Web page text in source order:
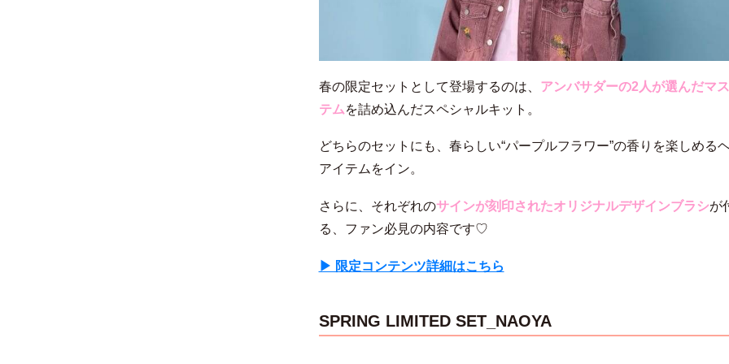
春の限定セットとして登場するのは、 アンバサダーの2人が選んだマ
テムを詰め込んだスペシャルキット。
どちらのセットにも、春らしい“パープルフラワー”の香りを楽しめる
アイテムをイン。
さらに、それぞれのサインが刻印されたオリジナルデザインブラシが
る、ファン必見の内容です♡
▶︎ 限定コンテンツ詳細はこちら
SPRING LIMITED SET_NAOYA